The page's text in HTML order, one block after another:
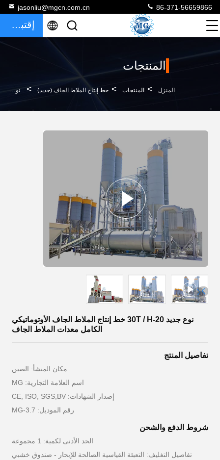
jasonliu@mgcn.com.cn 86-371-56659866
إقتباس
المنتجات
المنزل > المنتجات > خط إنتاج الملاط الجاف (جديد) > نوع جديد 20-30T / H خط إنتاج الملاط الجاف الأوتوماتيكي الكامل معدات الملاط الجاف
نوع جديد 20-30T / H خط إنتاج الملاط الجاف الأوتوماتيكي
الكامل معدات الملاط الجاف
تفاصيل المنتج
مكان المنشأ: الصين
اسم العلامة التجارية: MG
إصدار الشهادات: CE, ISO, SGS,BV
رقم الموديل: MG-3.7
شروط الدفع والشحن
الحد الأدنى لكمية: 1 مجموعة
تفاصيل التغليف: التعبئة القياسية الصالحة للإبحار - صندوق خشبي